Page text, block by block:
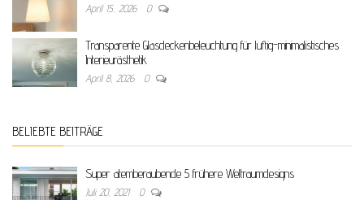
April 15, 2026 0
Transparente Glasdeckenbeleuchtung für luftig-minimalistisches
Interieurästhetik
April 8, 2026 0
BELIEBTE BEITRÄGE
Super atemberaubende 5 frühere Weltraumdesigns
Juli 20, 2021 0